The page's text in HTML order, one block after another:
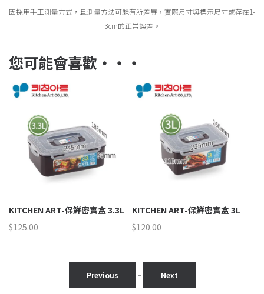
因採用手工測量方式，且測量方法可能有所差異，實際尺寸與標示尺寸或存在1-
3cm的正常誤差。
您可能會喜歡‧‧‧
KITCHEN ART-保鮮密實盒 3.3L
$125.00
KITCHEN ART-保鮮密實盒 3L
$120.00
Previous - Next